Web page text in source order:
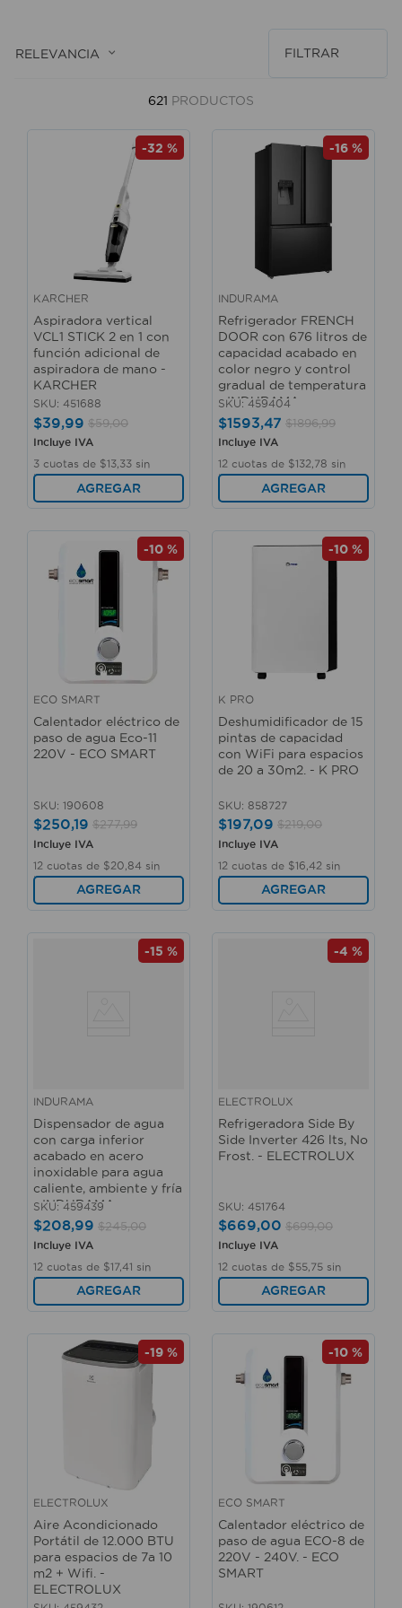
RELEVANCIA FILTRAR
621 PRODUCTOS
-32 %
KARCHER
Aspiradora vertical
VCL1 STICK 2 en 1 con
función adicional de
aspiradora de mano -
KARCHER
SKU: 451688
$39,99 $59,00
Incluye IVA
3 cuotas de $13 33 sin
interés
AGREGAR
-16 %
INDURAMA
Refrigerador FRENCH
DOOR con 676 litros de
capacidad acabado en
color negro y control
gradual de temperatura
- INDURAMA
SKU: 459404
$1593,47 $1896,99
Incluye IVA
12 cuotas de $132 78 sin
interés
AGREGAR
-10 %
ECO SMART
Calentador eléctrico de
paso de agua Eco-11
220V - ECO SMART
SKU: 190608
$250,19 $277,99
Incluye IVA
12 cuotas de $20 84 sin
interés
AGREGAR
-10 %
K PRO
Deshumidificador de 15
pintas de capacidad
con WiFi para espacios
de 20 a 30m2. - K PRO
SKU: 858727
$197,09 $219,00
Incluye IVA
12 cuotas de $16 42 sin
interés
AGREGAR
-15 %
INDURAMA
Dispensador de agua
con carga inferior
acabado en acero
inoxidable para agua
caliente, ambiente y fría
- INDURAMA
SKU: 459439
$208,99 $245,00
Incluye IVA
12 cuotas de $17,41 sin
interés
AGREGAR
-4 %
ELECTROLUX
Refrigeradora Side By
Side Inverter 426 lts, No
Frost. - ELECTROLUX
SKU: 451764
$669,00 $699,00
Incluye IVA
12 cuotas de $55 75 sin
interés
AGREGAR
-19 %
ELECTROLUX
Aire Acondicionado
Portátil de 12.000 BTU
para espacios de 7a 10
m2 + Wifi. -
ELECTROLUX
-10 %
ECO SMART
Calentador eléctrico de
paso de agua ECO-8 de
220V - 240V. - ECO
SMART